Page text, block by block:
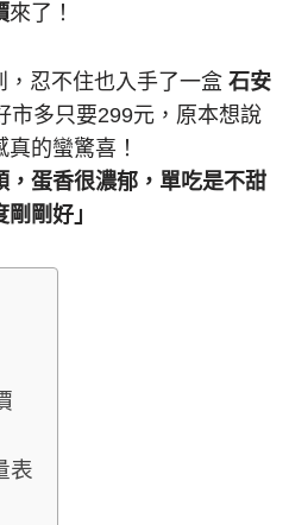
來了！
，忍不住也入手了一盒 石安
市多只要299元，原本想說
的蠻驚喜！
，蛋香很濃郁，單吃是不甜
剛好」
表